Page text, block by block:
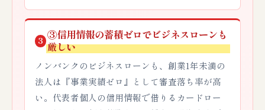
3 ③信用情報の蓄積ゼロでビジネスローンも
厳しい
ノンバンクのビジネスローンも、創業1年未満の
法人は『事業実績ゼロ』として審査落ち率が高
い。代表者個人の信用情報で借りるカードロー